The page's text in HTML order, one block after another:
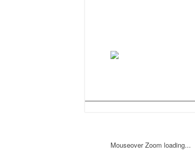
Mouseover Zoom loading...